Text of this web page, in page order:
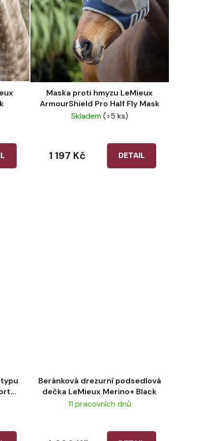
Maska proti hmyzu LeMieux
ArmourShield Pro Half Fly Mask
Skladem(>5 ks)
DETAIL
1 197 Kč
Beránková drezurní podsedlová
dečka LeMieux Merino+ Black
11 pracovních dnů